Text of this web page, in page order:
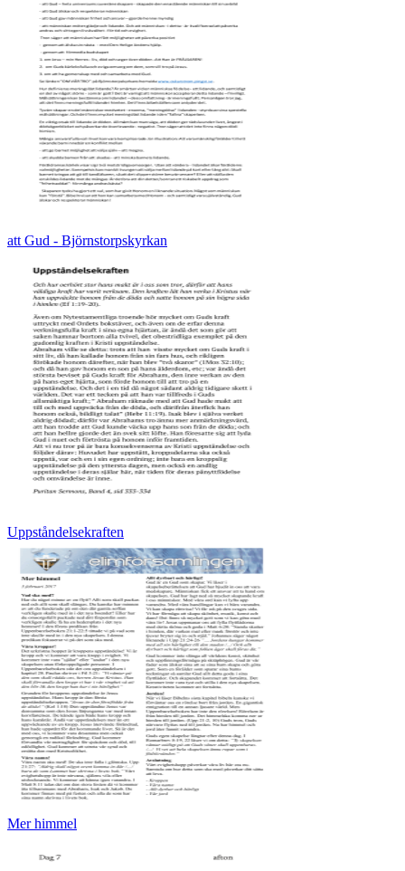
att Gud - Björnstorpskyrkan
Uppståndelsekraften
Mer himmel